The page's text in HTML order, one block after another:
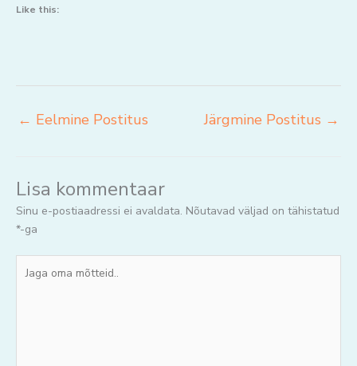
Like this:
← Eelmine Postitus Järgmine Postitus →
Lisa kommentaar
Sinu e-postiaadressi ei avaldata. Nõutavad väljad on tähistatud
*-ga
oma